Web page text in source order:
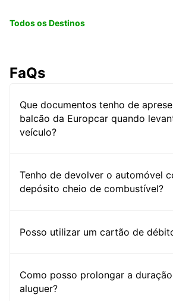
Todos os Destinos
FaQs
Que documentos tenho de
balcão da Europcar quando
veículo?
Tenho de devolver o automóvel
depósito cheio de combustível?
Posso utilizar um cartão de
Como posso prolongar a
aluguer?